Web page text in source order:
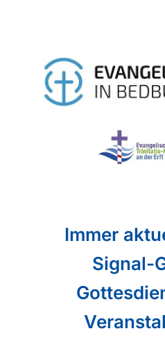
Immer
Signal-